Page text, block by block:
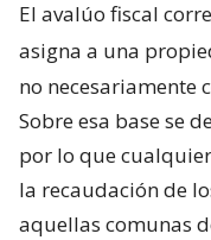
El avalúo fiscal
asigna a una
no necesariamente
Sobre esa base se
por lo que
la recaudación de
aquellas comunas